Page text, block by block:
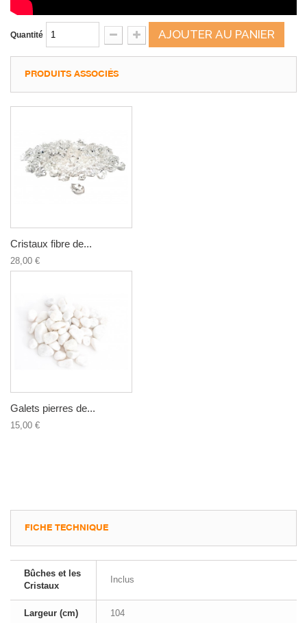
Quantité AJOUTER AU PANIER
PRODUITS ASSOCIÉS
Cristaux fibre de...
28,00 €
Galets pierres de...
15,00 €
FICHE TECHNIQUE
Bûches et les
Cristaux
Inclus
Largeur (cm) 104